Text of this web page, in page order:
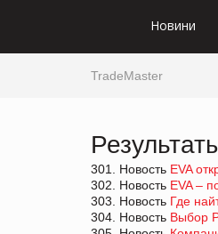
Новини
TradeMaster
301. Новость EVA
302. Новость EVA –
303. Новость Где
304. Новость Выбор